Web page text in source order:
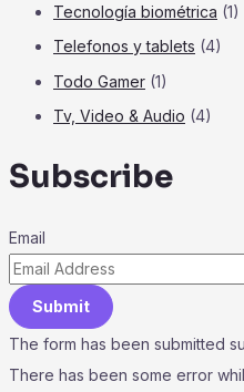
Tecnología biométrica (1)
Telefonos y tablets (4)
Todo Gamer (1)
Tv, Video & Audio (4)
Subscribe
Email
Submit
The form has been submitted
There has been some error